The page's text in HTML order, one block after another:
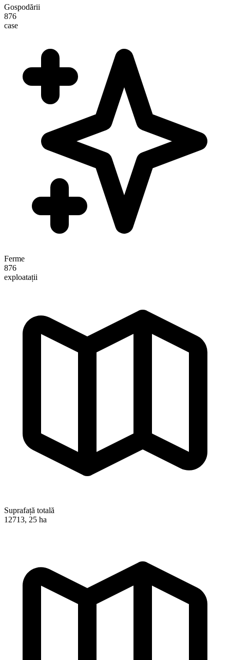
Gospodării
876
case
Ferme
876
exploatații
Suprafață totală
12713, 25 ha